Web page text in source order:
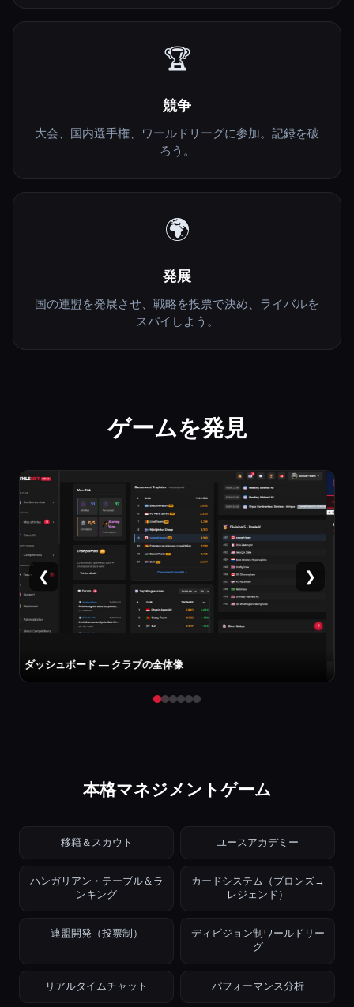
🏆
競争
大会、国内選手権、ワールドリーグに参加。記録を破
ろう。
🌍
発展
国の連盟を発展させ、戦略を投票で決め、ライバルを
スパイしよう。
ゲームを発見
❮
選手カード — 能力値・専門種目
❯
本格マネジメントゲーム
移籍＆スカウト ユースアカデミー
ハンガリアン・テーブル＆ラ
ンキング
カードシステム（ブロンズ→
レジェンド）
連盟開発（投票制）
ディビジョン制ワールドリー
グ
リアルタイムチャット パフォーマンス分析